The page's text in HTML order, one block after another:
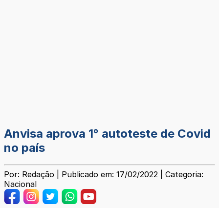
Anvisa aprova 1° autoteste de Covid
no país
Por: Redação | Publicado em: 17/02/2022 | Categoria:
Nacional